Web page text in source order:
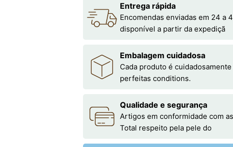
Entrega rápida
Encomendas enviadas em 24 a
disponível a partir da expediçã
Embalagem cuidadosa
Cada produto é
perfeitas conditions.
Qualidade e segurança
Artigos em conformidade com
Total respeito pela pele do